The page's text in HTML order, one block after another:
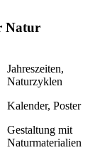
Natur
Jahreszeiten,
Naturzyklen
Kalender, Poster
Gestaltung mit
Naturmaterialien